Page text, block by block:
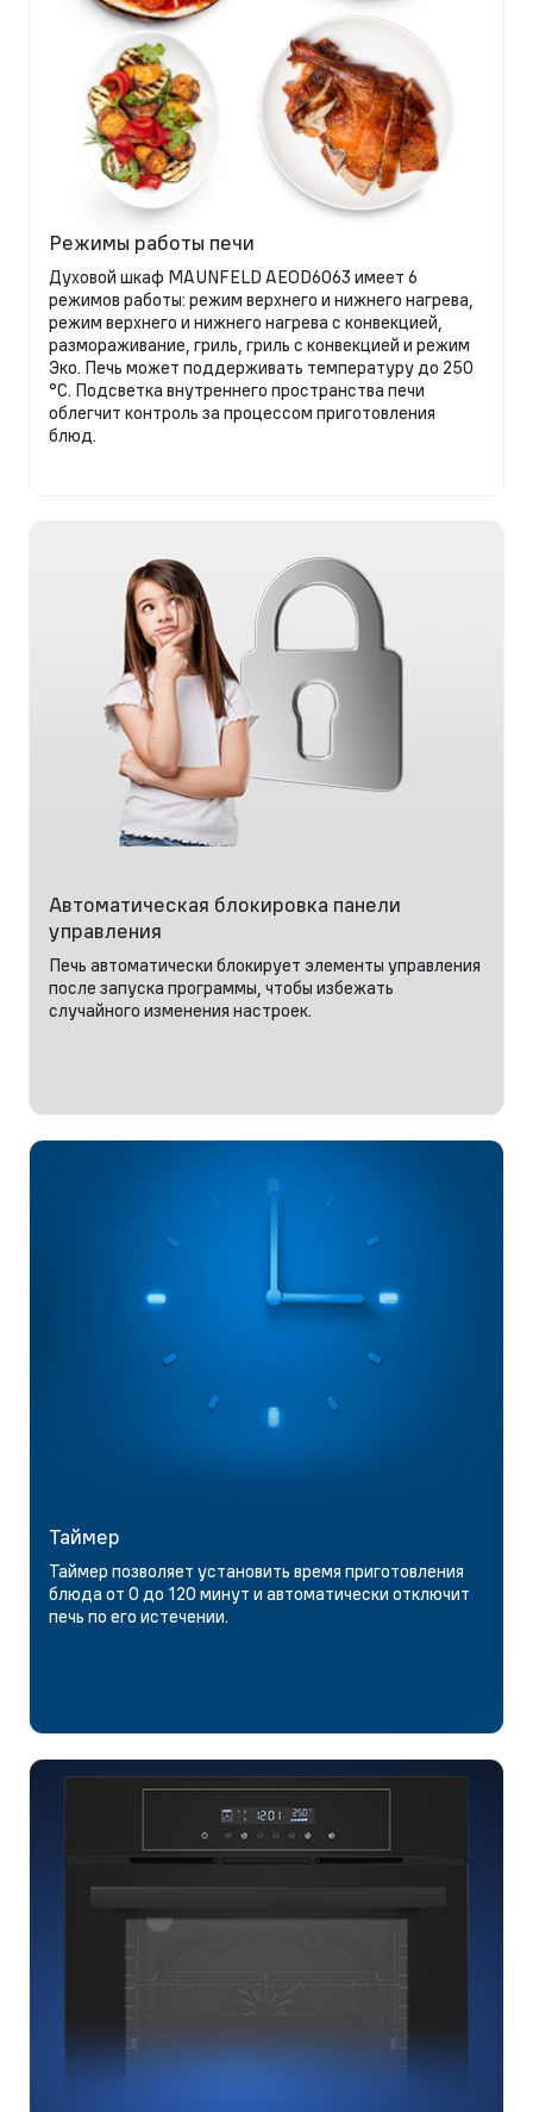
Режимы работы печи
Духовой шкаф MAUNFELD AEOD6063 имеет 6
режимов работы: режим верхнего и нижнего нагрева,
режим верхнего и нижнего нагрева с конвекцией,
размораживание, гриль, гриль с конвекцией и режим
Эко. Печь может поддерживать температуру до 250
°C. Подсветка внутреннего пространства печи
облегчит контроль за процессом приготовления
блюд.
Автоматическая блокировка панели
управления
Печь автоматически блокирует элементы управления
после запуска программы, чтобы избежать
случайного изменения настроек.
Таймер
Таймер позволяет установить время приготовления
блюда от 0 до 120 минут и автоматически отключит
печь по его истечении.